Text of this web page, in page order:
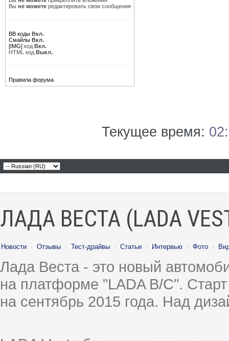
Вы не можете редактировать свои сообщения
BB коды Вкл.
Смайлы Вкл.
[IMG] код Вкл.
HTML код Выкл.
Правила форума
Текущее время:
ЛАДА ВЕСТА (LADA
Новости · Отзывы · Тест-драйвы · Статьи · Интервью · Фото ·
Лада Веста - это новый
на платформе "LADA B/C".
на сентябрь 2015 года. Над